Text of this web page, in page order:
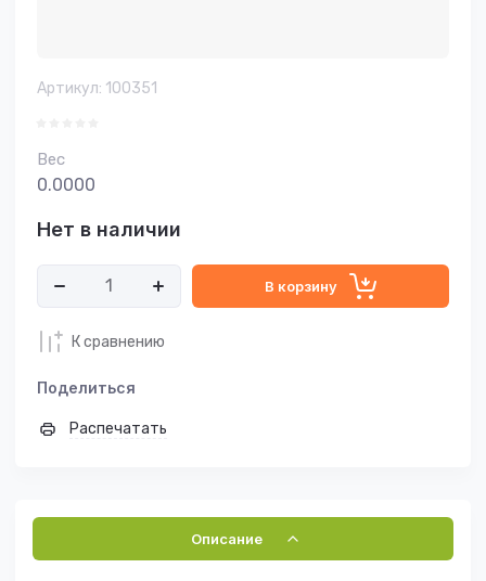
Артикул: 100351
Вес
0.0000
Нет в наличии
В корзину
К сравнению
Поделиться
Распечатать
Описание